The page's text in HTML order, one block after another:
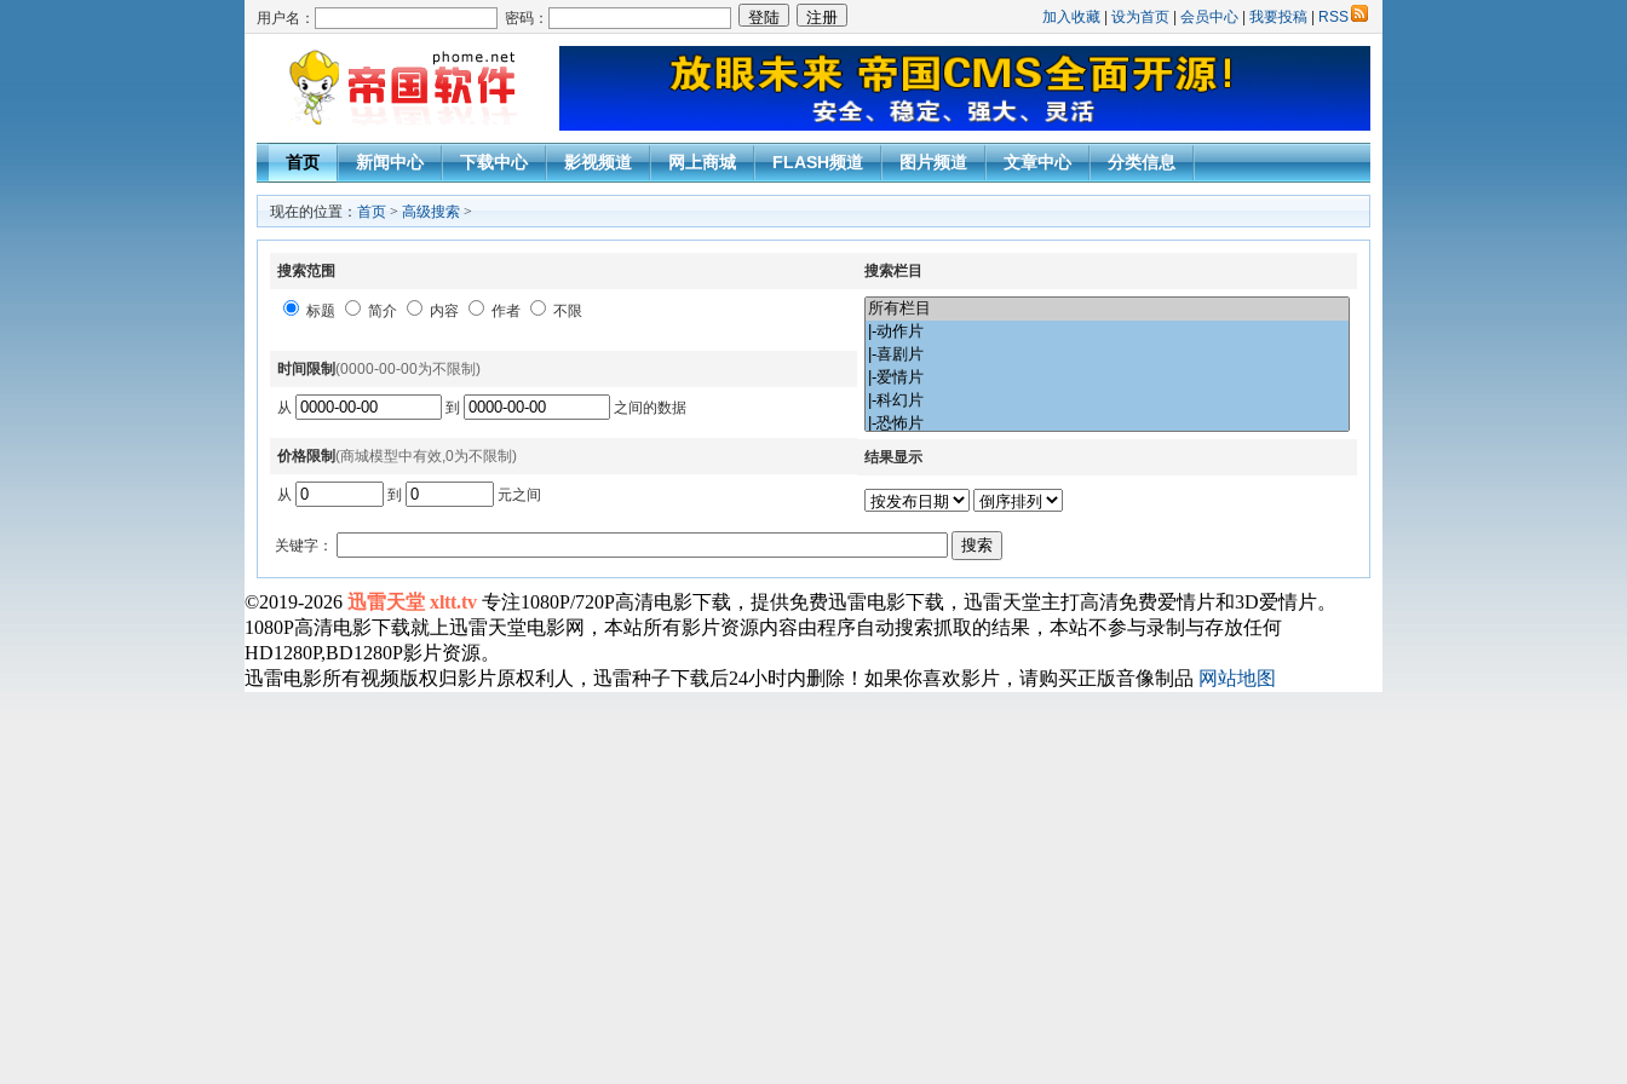
用户名： 密码： 加入收藏 设为首页 会员中心 我要投稿 RSS
首页 新闻中心 下载中心 影视频道 网上商城 FLASH频道 图片频道 文章中心 分类信息
现在的位置： 首页 > 高级搜索 >
搜索范围 搜索栏目
标题 简介 内容 作者 不限
时间限制(0000-00-00为不限制)
从 到 之间的数据
价格限制(商城模型中有效,0为不限制)
从 到 元之间
结果显示
关键字：
©2019-2026 迅雷天堂 xltt.tv 专注1080P/720P高清电影下载，提供免费迅雷电影下载，迅雷天堂主打高清免费爱情片和3D爱情片。
1080P高清电影下载就上迅雷天堂电影网，本站所有影片资源内容由程序自动搜索抓取的结果，本站不参与录制与存放任何
HD1280P,BD1280P影片资源。
迅雷电影所有视频版权归影片原权利人，迅雷种子下载后24小时内删除！如果你喜欢影片，请购买正版音像制品 网站地图